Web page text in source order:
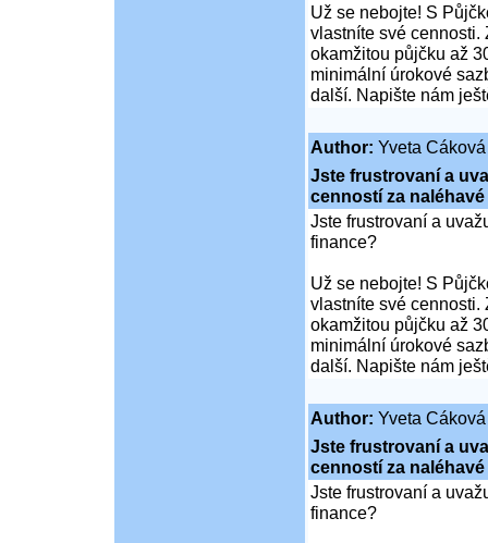
Už se nebojte! S
vlastníte své cennosti.
okamžitou půjčku až
minimální úrokové
další. Napište nám
Author: Yveta Cáková
Jste frustrovaní a
cenností za
Jste frustrovaní a
finance?
Už se nebojte! S
vlastníte své cennosti.
okamžitou půjčku až
minimální úrokové
další. Napište nám
Author: Yveta Cáková
Jste frustrovaní a
cenností za
Jste frustrovaní a
finance?